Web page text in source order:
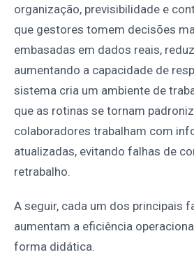
organização, previsibilidade e
que gestores tomem decisões
embasadas em dados reais,
aumentando a capacidade de
sistema cria um ambiente de
que as rotinas se tornam
colaboradores trabalham com
atualizadas, evitando falhas de
retrabalho.
A seguir, cada um dos principais
aumentam a eficiência
forma didática.